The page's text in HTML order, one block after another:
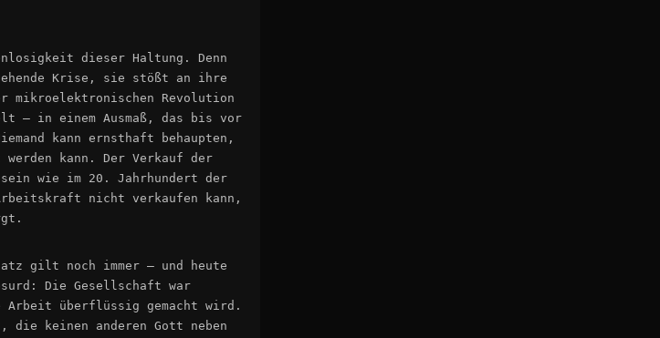
dieser Haltung. Denn
Krise, sie stößt an ihre
mikroelektronischen Revolution
– in einem Ausmaß, das bis vor
kann ernsthaft behaupten,
werden kann. Der Verkauf der
wie im 20. Jahrhundert der
nicht verkaufen kann,
gilt noch immer – und heute
Die Gesellschaft war
überflüssig gemacht wird.
keinen anderen Gott neben